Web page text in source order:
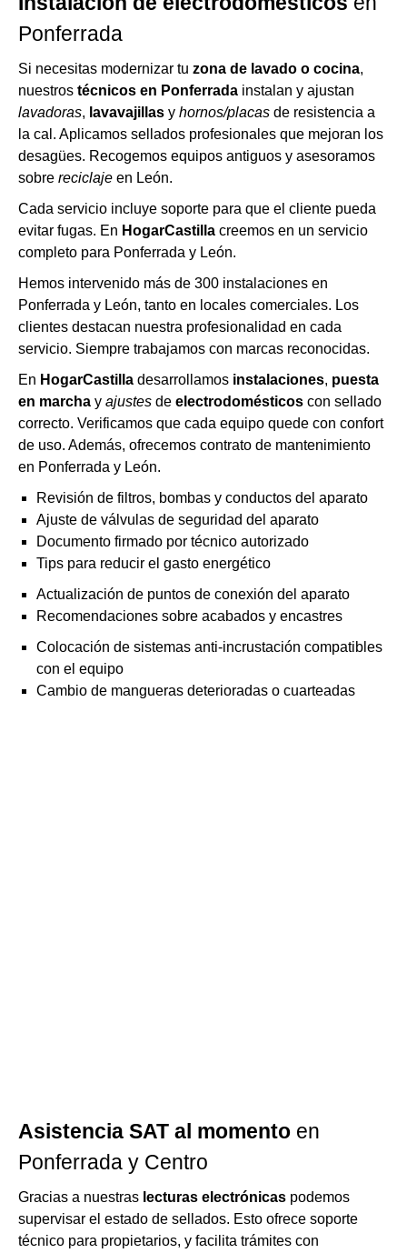
Ponferrada
Si necesitas modernizar tu zona de lavado o cocina,
nuestros técnicos en Ponferrada instalan y ajustan
lavadoras, lavavajillas y hornos/placas de resistencia a
la cal. Aplicamos sellados profesionales que mejoran los
desagües. Recogemos equipos antiguos y asesoramos
sobre reciclaje en León.
Cada servicio incluye soporte para que el cliente pueda
evitar fugas. En HogarCastilla creemos en un servicio
completo para Ponferrada y León.
Hemos intervenido más de 300 instalaciones en
Ponferrada y León, tanto en locales comerciales. Los
clientes destacan nuestra profesionalidad en cada
servicio. Siempre trabajamos con marcas reconocidas.
En HogarCastilla desarrollamos instalaciones, puesta
en marcha y ajustes de electrodomésticos con sellado
correcto. Verificamos que cada equipo quede con confort
de uso. Además, ofrecemos contrato de mantenimiento
en Ponferrada y León.
Revisión de filtros, bombas y conductos del aparato
Ajuste de válvulas de seguridad del aparato
Documento firmado por técnico autorizado
Tips para reducir el gasto energético
Actualización de puntos de conexión del aparato
Recomendaciones sobre acabados y encastres
Colocación de sistemas anti-incrustación compatibles
con el equipo
Cambio de mangueras deterioradas o cuarteadas
Asistencia SAT al momento en
Ponferrada y Centro
Gracias a nuestras lecturas electrónicas podemos
supervisar el estado de sellados. Esto ofrece soporte
técnico para propietarios, y facilita trámites con